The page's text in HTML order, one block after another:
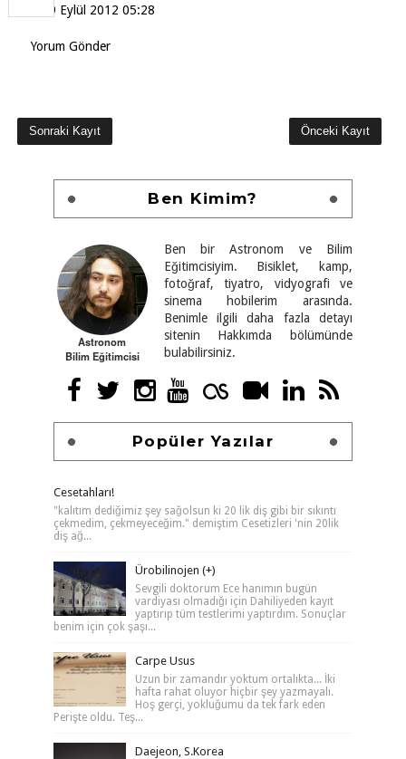
9 Eylül 2012 05:28
Yorum Gönder
Sonraki Kayıt Önceki Kayıt
Ben Kimim?
Astronom
Bilim Eğitimcisi
Ben bir Astronom ve Bilim
Eğitimcisiyim. Bisiklet, kamp,
fotoğraf, tiyatro, vidyografi ve
sinema hobilerim arasında.
Benimle ilgili daha fazla detayı
sitenin Hakkımda bölümünde
bulabilirsiniz.
Popüler Yazılar
Cesetahları!
"kalıtım dediğimiz şey sağolsun ki 20 lik diş gibi bir sıkıntı
çekmedim, çekmeyeceğim." demiştim Cesetizleri 'nin 20lik
diş ağ...
Ürobilinojen (+)
Sevgili doktorum Ece hanımın bugün
vardiyası olmadığı için Dahiliyeden kayıt
yaptırıp tüm testlerimi yaptırdım. Sonuçlar
benim için çok şaşı...
Carpe Usus
Uzun bir zamandır yoktum ortalıkta... İki
hafta rahat oluyor hiçbir şey yazmayalı.
Hoş gerçi, yokluğumu da tek fark eden
Perişte oldu. Teş...
Daejeon, S.Korea